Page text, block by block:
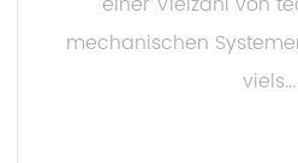
mechanischen
viels...